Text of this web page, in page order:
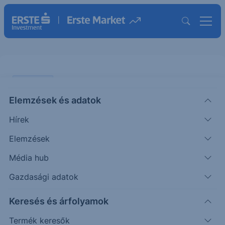
Elemzések és adatok
Hírek
Elemzések
Média hub
Gazdasági adatok
Keresés és árfolyamok
Termék keresők
külkereskedelmi mérleg
Japán kereskedelmi mérlege áprilisban 301,9
milliárd jenes többletet mutatott, szemben az egy